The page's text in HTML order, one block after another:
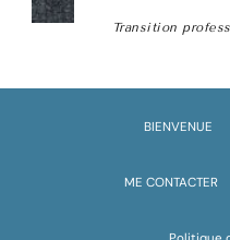
Transition
BIENVENUE
ME CONTACTER